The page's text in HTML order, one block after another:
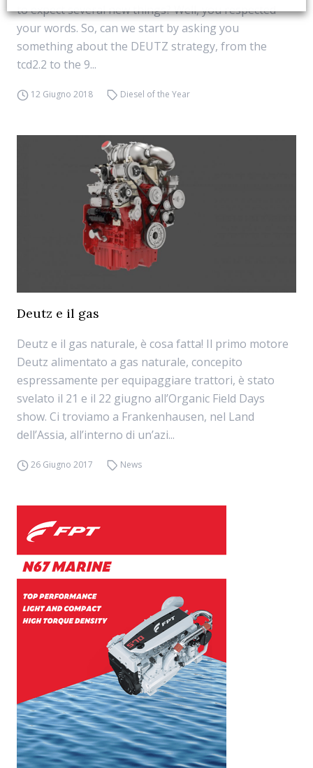
to expect several new things? Well, you respected
your words. So, can we start by asking you
something about the DEUTZ strategy, from the
tcd2.2 to the 9...
12 Giugno 2018 Diesel of the Year
Deutz e il gas
Deutz e il gas naturale, è cosa fatta! Il primo motore
Deutz alimentato a gas naturale, concepito
espressamente per equipaggiare trattori, è stato
svelato il 21 e il 22 giugno all’Organic Field Days
show. Ci troviamo a Frankenhausen, nel Land
dell’Assia, all’interno di un’azi...
26 Giugno 2017 News